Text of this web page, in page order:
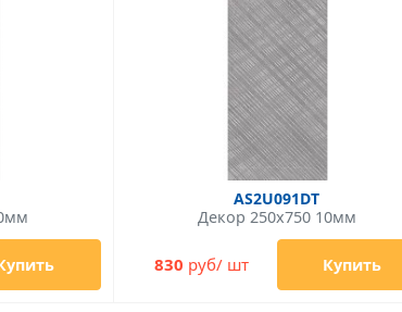
AS2U091DT
Декор 250x750 10мм
830 руб/ шт Купить